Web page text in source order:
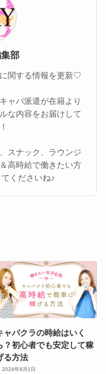
部
関する情報を更新♡
ャバ派遣が在籍より
な内容をお届けして
スナック、ラウンジ
高時給で働きたい方
くださいね♪
ャバクラの時給はいく
？初心者でも安定して稼
る方法
2024年8月1日